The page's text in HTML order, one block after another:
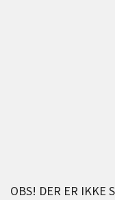
OBS! DER ER IKKE